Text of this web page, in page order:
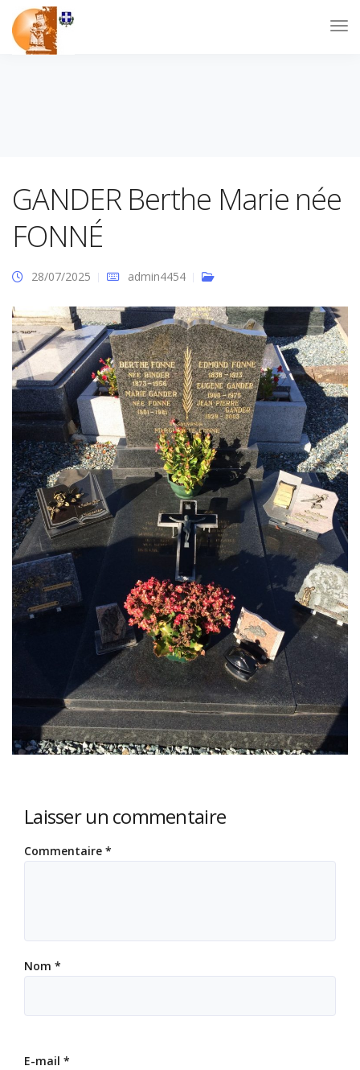
GANDER Berthe Marie née
FONNÉ
28/07/2025 admin4454
Laisser un commentaire
Commentaire *
Nom *
E-mail *